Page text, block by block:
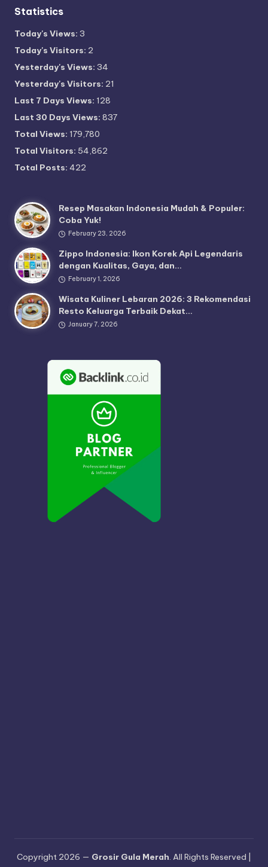
Statistics
Today's Views: 3
Today's Visitors: 2
Yesterday's Views: 34
Yesterday's Visitors: 21
Last 7 Days Views: 128
Last 30 Days Views: 837
Total Views: 179,780
Total Visitors: 54,862
Total Posts: 422
Resep Masakan Indonesia Mudah & Populer:
Coba Yuk!
February 23, 2026
Zippo Indonesia: Ikon Korek Api Legendaris
dengan Kualitas, Gaya, dan…
February 1, 2026
Wisata Kuliner Lebaran 2026: 3 Rekomendasi
Resto Keluarga Terbaik Dekat…
January 7, 2026
Copyright 2026 — Grosir Gula Merah. All Rights Reserved |